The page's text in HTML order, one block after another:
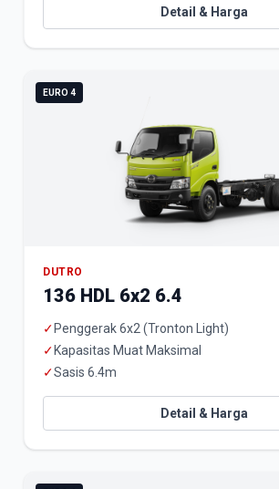
Detail & Harga
EURO 4
DUTRO
136 HDL 6x2 6.4
✓ Penggerak 6x2 (Tronton Light)
✓ Kapasitas Muat Maksimal
✓Sasis 6.4m
Detail & Harga